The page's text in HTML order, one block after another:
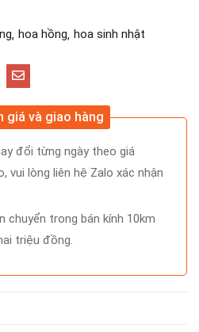
hoa hồng hoa sinh nhật
giá và giao hàng
đổi từng ngày theo giá
vui lòng liên hệ Zalo xác nhận
chuyển trong bán kính 10km
triệu đồng.